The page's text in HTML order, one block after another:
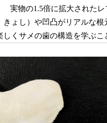
実物の1.5倍に拡大されたレ
ょし）や凹凸がリアルな根
しくサメの歯の構造を学ぶこ